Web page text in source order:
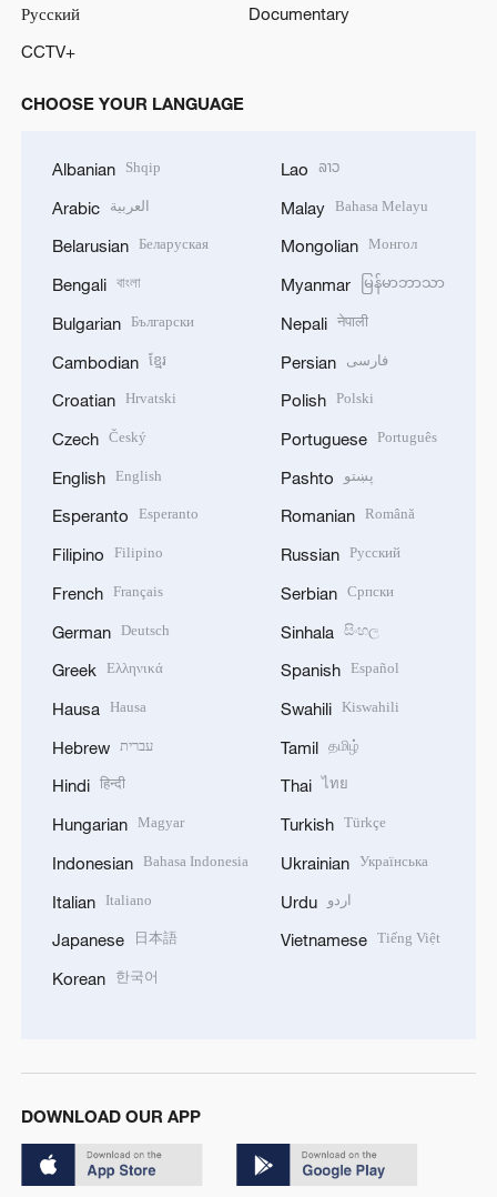
Русский
Documentary
CCTV+
CHOOSE YOUR LANGUAGE
Albanian Shqip
Arabic العربية
Belarusian Беларуская
Bengali বাংলা
Bulgarian Български
Cambodian ខ្មែរ
Croatian Hrvatski
Czech Český
English English
Esperanto Esperanto
Filipino Filipino
French Français
German Deutsch
Greek Ελληνικά
Hausa Hausa
Hebrew עברית
Hindi हिन्दी
Hungarian Magyar
Indonesian Bahasa Indonesia
Italian Italiano
Japanese 日本語
Korean 한국어
Lao ລາວ
Malay Bahasa Melayu
Mongolian Монгол
Myanmar မြန်မာဘာသာ
Nepali नेपाली
Persian فارسی
Polish Polski
Portuguese Português
Pashto پښتو
Romanian Română
Russian Русский
Serbian Српски
Sinhala සිංහල
Spanish Español
Swahili Kiswahili
Tamil தமிழ்
Thai ไทย
Turkish Türkçe
Ukrainian Українська
Urdu اردو
Vietnamese Tiếng Việt
DOWNLOAD OUR APP